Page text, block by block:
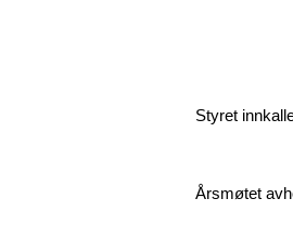
Styret
Årsmøtet